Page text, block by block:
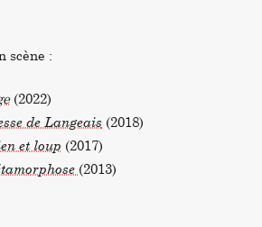
scène :
(2022)
de Langeais (2018)
et loup (2017)
(2013)